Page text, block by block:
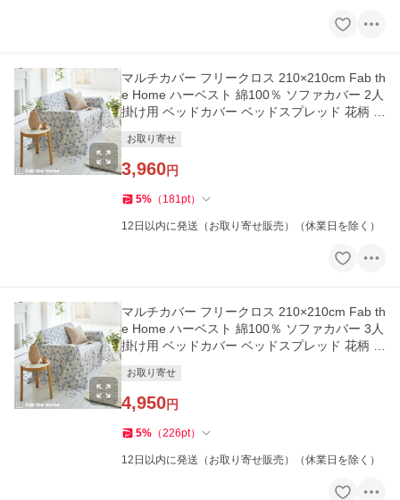
マルチカバー フリークロス 210×210cm Fab th
e Home ハーベスト 綿100％ ソファカバー 2人
掛け用 ベッドカバー ベッドスプレッド 花柄 北
お取り寄せ
3,960円
5% （ 181pt）
12日以内に発送（お取り寄せ販売）（休業日を除く）
マルチカバー フリークロス 210×210cm Fab th
e Home ハーベスト 綿100％ ソファカバー 3人
掛け用 ベッドカバー ベッドスプレッド 花柄 北
お取り寄せ
4,950円
5% （226pt）
12日以内に発送（お取り寄せ販売）（休業日を除く）